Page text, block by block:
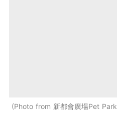
Photo from 新都會廣場Pet Park